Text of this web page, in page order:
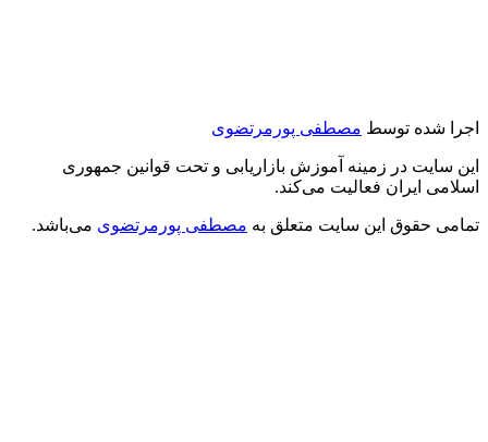
اجرا شده توسط مصطفی پورمرتضوی
این سایت در زمینه آموزش بازاریابی و تحت قوانین جمهوری
اسلامی ایران فعالیت می‌کند.
تمامی حقوق این سایت متعلق به مصطفی پورمرتضوی می‌باشد.